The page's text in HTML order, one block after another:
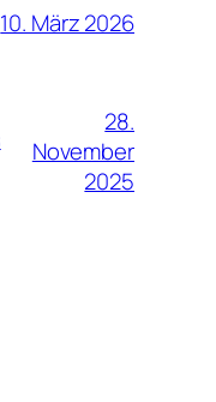
10. März 2026
28.
November
2025